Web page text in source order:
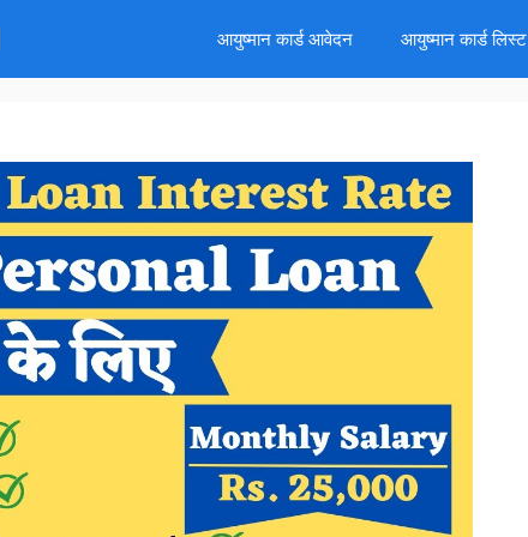
आयुष्मान कार्ड आवेदन आयुष्मान कार्ड लिस्ट